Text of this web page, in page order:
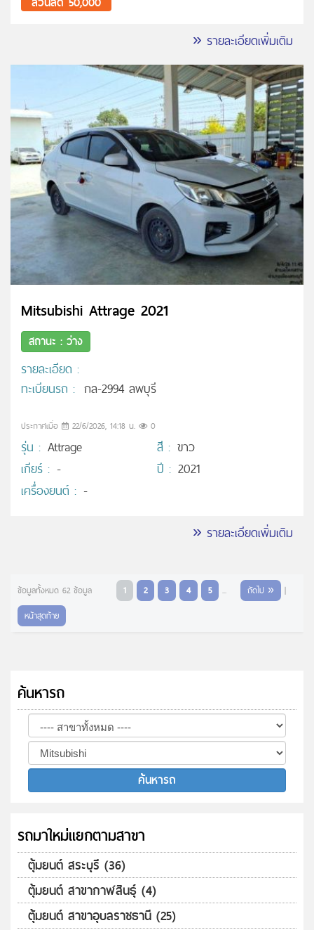
» รายละเอียดเพิ่มเติม
Mitsubishi Attrage 2021
สถานะ : ว่าง
รายละเอียด :
ทะเบียนรถ : กล-2994 ลพบุรี
ประกาศเมื่อ 22/6/2026, 14:18 น. 0
รุ่น : Attrage สี : ขาว
เกียร์ : - ปี : 2021
เครื่องยนต์ : -
» รายละเอียดเพิ่มเติม
ข้อมูลทั้งหมด 62 ข้อมูล 1 2 3 4 5 ... ถัดไป »
|
หน้าสุดท้าย
ค้นหารถ
รถมาใหม่แยกตามสาขา
ตุ้มยนต์ สระบุรี (36)
ตุ้มยนต์ สาขากาฬสินธุ์ (4)
ตุ้มยนต์ สาขาอุบลราชธานี (25)